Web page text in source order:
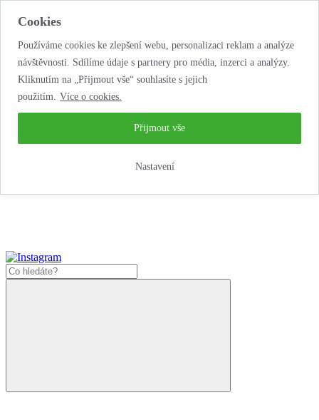
Cookies
Používáme cookies ke zlepšení webu, personalizaci reklam a analýze
návštěvnosti. Sdílíme údaje s partnery pro média, inzerci a analýzy.
Kliknutím na „Přijmout vše“ souhlasíte s jejich
použitím. Více o cookies.
Nastavení
Přijmout vše
...neobyčejná jízda životem!